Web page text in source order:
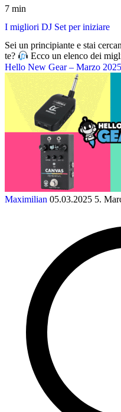
7 min
I migliori DJ Set per iniziare
Sei un principiante e stai
te?
Ecco un elenco dei
Hello New Gear – Marzo 2025
Maximilian 05.03.2025 5.